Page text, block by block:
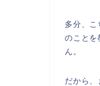
多分、こ
のことを
ん。
だから、